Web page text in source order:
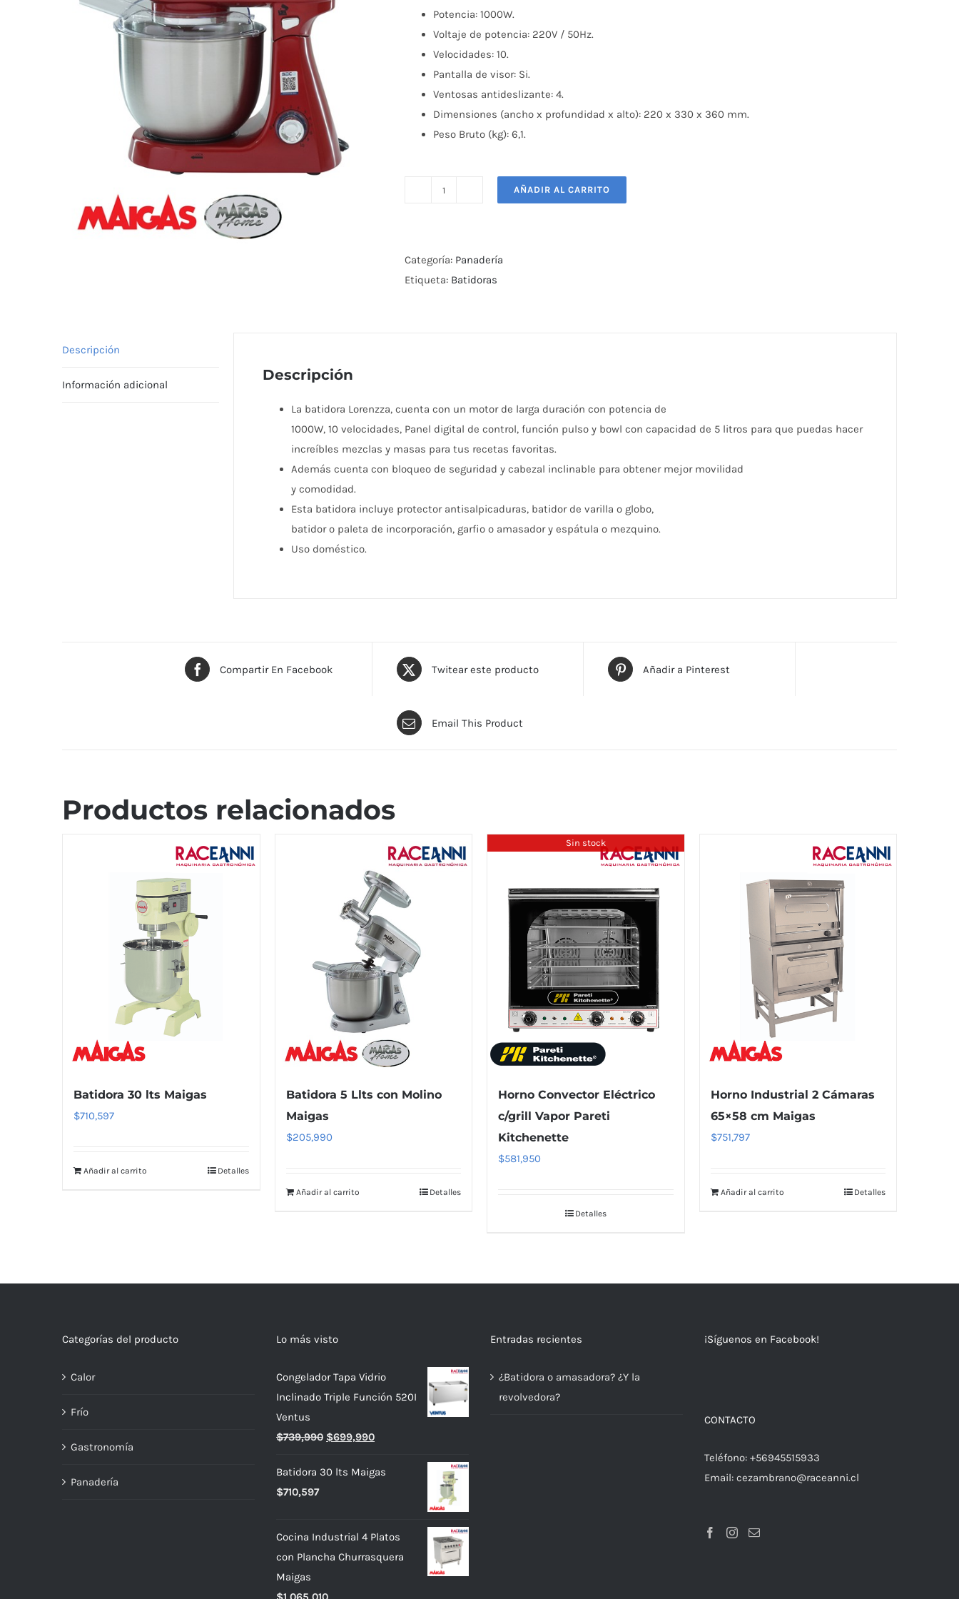
Potencia: 1000W.
Voltaje de potencia: 220V / 50Hz.
Velocidades: 10.
Pantalla de visor: Si.
Ventosas antideslizante: 4.
Dimensiones (ancho x profundidad x alto): 220 x 330 x 360 mm.
Peso Bruto (kg): 6,1.
Maigas
cantidad
AÑADIR AL CARRITO
Categoría: Panadería
Etiqueta: Batidoras
Descripción
Información adicional
Descripción
La batidora Lorenzza, cuenta con un motor de larga duración con potencia de
1000W, 10 velocidades, Panel digital de control, función pulso y bowl con capacidad de 5 litros para que puedas hacer
increíbles mezclas y masas para tus recetas favoritas.
Además cuenta con bloqueo de seguridad y cabezal inclinable para obtener mejor movilidad
y comodidad.
Esta batidora incluye protector antisalpicaduras, batidor de varilla o globo,
batidor o paleta de incorporación, garfio o amasador y espátula o mezquino.
Uso doméstico.
Compartir En Facebook Twitear este producto Añadir a Pinterest
Email This Product
Productos relacionados
Batidora 30 lts Maigas
$710,597
Añadir al carrito Detalles
Batidora 5 Llts con Molino
Maigas
$205,990
Añadir al carrito Detalles
Sin stock
Horno Convector Eléctrico
c/grill Vapor Pareti
Kitchenette
$581,950
Detalles
Horno Industrial 2 Cámaras
65×58 cm Maigas
$751,797
Añadir al carrito Detalles
Categorías del producto
Calor
Frío
Gastronomía
Panadería
Lo más visto
Congelador Tapa Vidrio
Inclinado Triple Función 520I
Ventus
$739,990 El
original
$699,990El
actual
Batidora 30 lts Maigas
$710,597
Cocina Industrial 4 Platos
con Plancha Churrasquera
Maigas
Entradas recientes
¿Batidora o amasadora? ¿Y la
revolvedora?
¡Síguenos en Facebook!
CONTACTO
Teléfono: +56945515933
Email: cezambrano@raceanni.cl